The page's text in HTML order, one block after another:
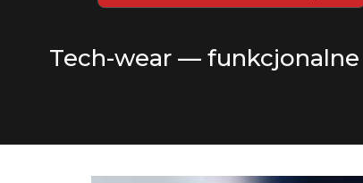
Tech-wear — funkcjonalne